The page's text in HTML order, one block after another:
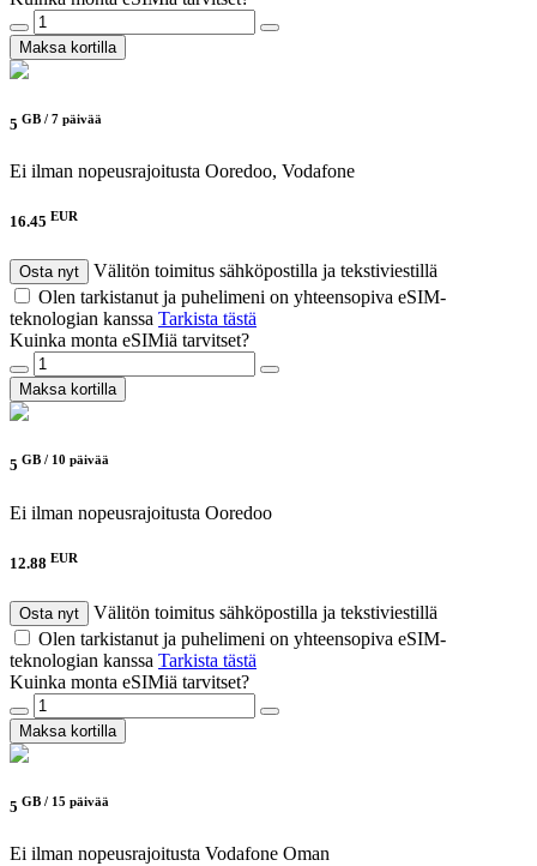
Maksa kortilla
5 GB / 7 päivää
Ei ilman nopeusrajoitusta Ooredoo, Vodafone
16.45 EUR
Osta nyt
Välitön toimitus sähköpostilla ja tekstiviestillä
Olen tarkistanut ja puhelimeni on yhteensopiva eSIM-
teknologian kanssa Tarkista tästä
Kuinka monta eSIMiä tarvitset?
Maksa kortilla
5 GB / 10 päivää
Ei ilman nopeusrajoitusta Ooredoo
12.88 EUR
Osta nyt
Välitön toimitus sähköpostilla ja tekstiviestillä
Olen tarkistanut ja puhelimeni on yhteensopiva eSIM-
teknologian kanssa Tarkista tästä
Kuinka monta eSIMiä tarvitset?
Maksa kortilla
5 GB / 15 päivää
Ei ilman nopeusrajoitusta Vodafone Oman